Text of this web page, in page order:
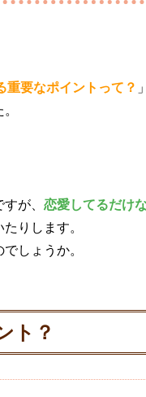
重要なポイントって？ 」
が、 恋愛してるだけ
りします。
しょうか。
ト？